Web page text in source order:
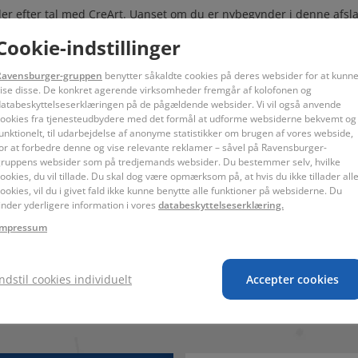
efter tal med CreArt. Uanset om du er nybegynder i denne
det til en ren fornøjelse at skabe dit eget kunstværk. CreArt
et lærred, akrylmaling og pensel i høj kvalitet. Mal de
se, hvordan dit billede kommer frem med farverne på
maleri er et unikt kunstværk til dit hjem – og noget særligt, fordi
moderne til klassisk, dyreliv til stilleben og meget mere. Og
Hvad skal dit næste CreArt-projekt være?
efter tal fra Ravensburger. Pak bare ud og gå i gang med
der skal blandes. Det færdige maleri er en trendy dekoration til
af motiver til børn og voksne.
under opsyn af en voksen. Læs anvisningerne før brug, følg
2H-isothiazol-3-on og 2-methyl-2H-isothiazol-3-on (3:1). Kan
indstillinger
gruppen benytter såkaldte cookies på deres websider for at kunne
disse. De konkret agerende virksomheder fremgår af kolofonen og
på de pågældende websider. Vi vil også anvende
fra tjenesteudbydere med det formål at udforme websiderne bekvemt og
til udarbejdelse af anonyme statistikker om brugen af vores webside,
at forbedre denne og vise relevante reklamer – såvel på Ravensburger-
websider som på tredjemands websider. Du bestemmer selv, hvilke
du vil tillade. Du skal dog være opmærksom på, at hvis du ikke tillader alle
vil du i givet fald ikke kunne benytte alle funktioner på websiderne. Du
yderligere information i vores databeskyttelseserklæring.
Accepter cookies
cookies individuelt